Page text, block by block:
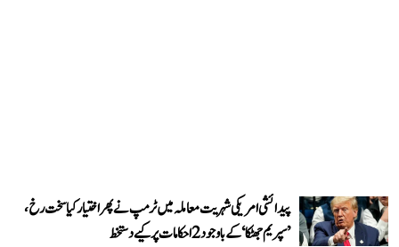
پیدائشی امریکی شہریت معاملہ میں ٹرمپ نے پھر اختیار کیا سخت رخ،
’سپریم جھٹکا‘ کے باوجود 2 احکامات پر کیے دستخط